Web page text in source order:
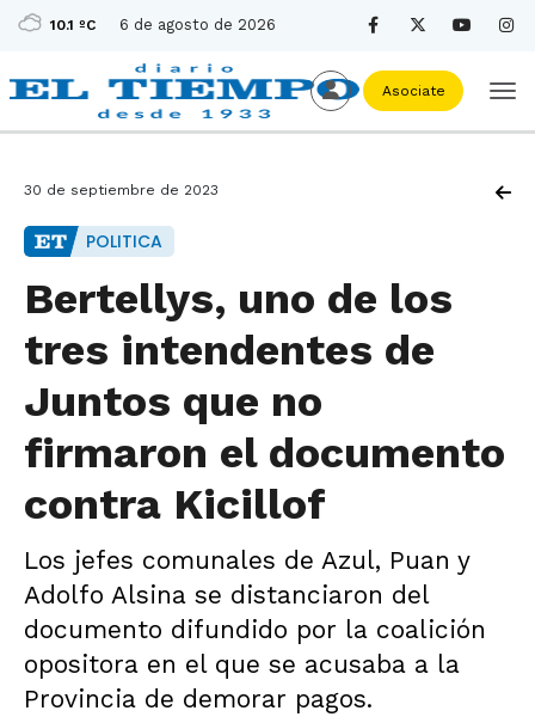
10.1 ºC 6 de agosto de 2026
Asociate
30 de septiembre de 2023
POLITICA
Bertellys, uno de los
tres intendentes de
Juntos que no
firmaron el documento
contra Kicillof
Los jefes comunales de Azul, Puan y
Adolfo Alsina se distanciaron del
documento difundido por la coalición
opositora en el que se acusaba a la
Provincia de demorar pagos.